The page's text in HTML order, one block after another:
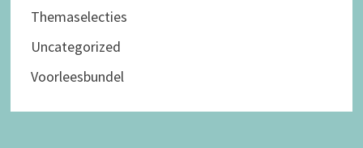
Themaselecties
Uncategorized
Voorleesbundel